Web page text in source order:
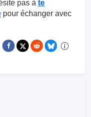
pas à te
pour échanger avec